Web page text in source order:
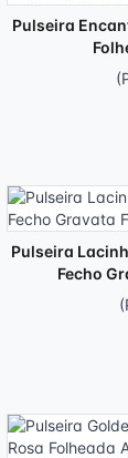
Pulseira
Pulseira
Fecho